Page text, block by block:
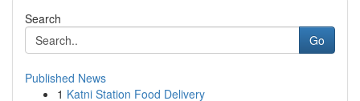
Search
Go
Published News
1 Katni Station Food Delivery